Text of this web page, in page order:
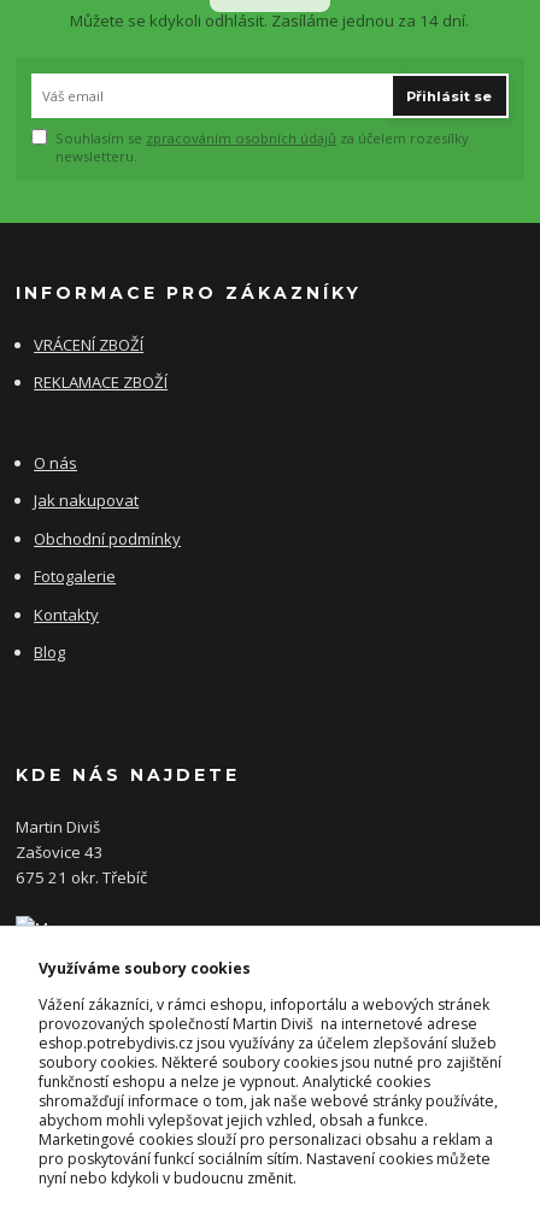
Můžete se kdykoli odhlásit. Zasíláme jednou za 14 dní.
Přihlásit se
Souhlasím se zpracováním osobních údajů za účelem rozesílky
newsletteru.
INFORMACE PRO ZÁKAZNÍKY
VRÁCENÍ ZBOŽÍ
REKLAMACE ZBOŽÍ
O nás
Jak nakupovat
Obchodní podmínky
Fotogalerie
Kontakty
Blog
KDE NÁS NAJDETE
Martin Diviš
Zašovice 43
675 21 okr. Třebíč
KONTAKTY
Josef Diviš
+420 728 382 742
(Po-Pá, 7-17hod.)
prodejna@potrebydivis.cz
Využíváme soubory cookies
Vážení zákazníci, v rámci eshopu, infoportálu a webových stránek
provozovaných společností Martin Diviš na internetové adrese
eshop.potrebydivis.cz jsou využívány za účelem zlepšování služeb
soubory cookies. Některé soubory cookies jsou nutné pro zajištění
funkčností eshopu a nelze je vypnout. Analytické cookies
shromažďují informace o tom, jak naše webové stránky používáte,
abychom mohli vylepšovat jejich vzhled, obsah a funkce.
Marketingové cookies slouží pro personalizaci obsahu a reklam a
pro poskytování funkcí sociálním sítím. Nastavení cookies můžete
nyní nebo kdykoli v budoucnu změnit.